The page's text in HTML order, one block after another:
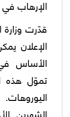
الإرهاب في
قدّرت وزارة
الإعلان
الأساس
تموّل هذه